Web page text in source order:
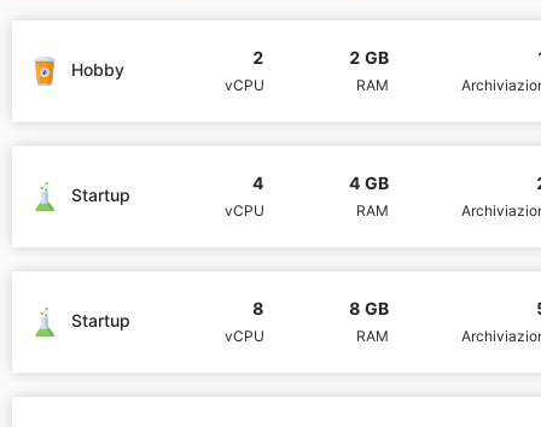
MySQL
Node-RED
Node.js
OpenSearch
Hobby
2
vCPU
2 GB
RAM
Startup
4
vCPU
4 GB
RAM
Startup
8
vCPU
8 GB
RAM